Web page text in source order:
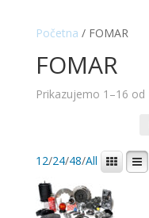
Početna / FOMAR
FOMAR
Prikazujemo 1–16 od
12/24/48/All